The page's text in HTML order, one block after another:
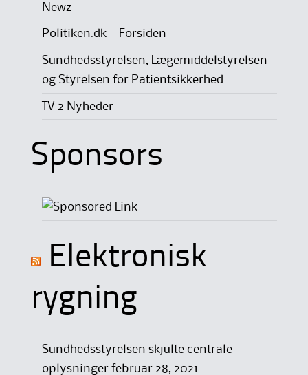
Newz
Politiken.dk – Forsiden
Sundhedsstyrelsen, Lægemiddelstyrelsen
og Styrelsen for Patientsikkerhed
TV 2 Nyheder
Sponsors
Elektronisk
rygning
Sundhedsstyrelsen skjulte centrale
oplysninger februar 28, 2021